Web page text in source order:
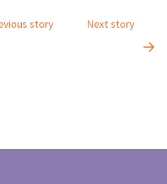
story Next story